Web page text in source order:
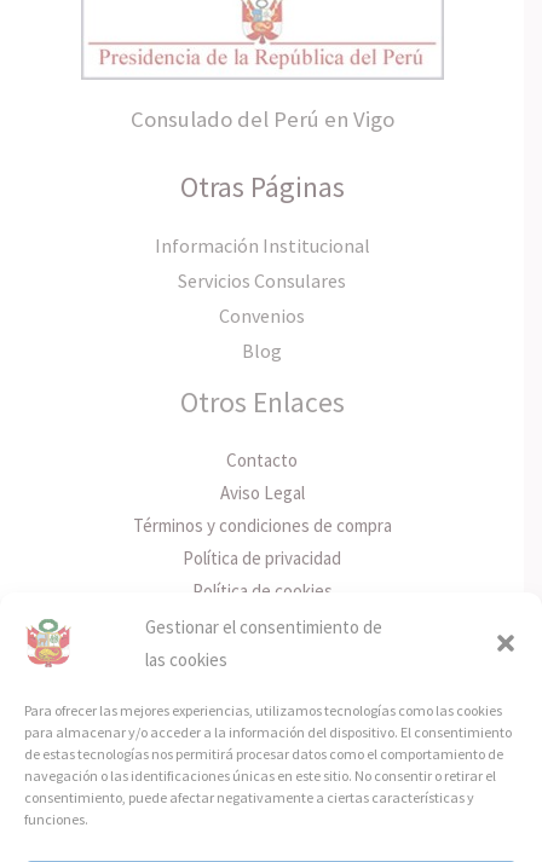
Gestionar el consentimiento de
las cookies
Para ofrecer las mejores experiencias, utilizamos tecnologías como las cookies
para almacenar y/o acceder a la información del dispositivo. El consentimiento
de estas tecnologías nos permitirá procesar datos como el comportamiento de
navegación o las identificaciones únicas en este sitio. No consentir o retirar el
consentimiento, puede afectar negativamente a ciertas características y
funciones.
Consulado del Perú en Vigo
Otras Páginas
Información Institucional
Servicios Consulares
Convenios
Blog
Otros Enlaces
Contacto
Aviso Legal
Términos y condiciones de compra
Política de privacidad
Política de cookies
Info de Contacto
Rúa Policarpo Sanz, Nº3 – 7ºA, 36202 Vigo, Pontevedra
info@consuladoperugalicia.org
Facebook